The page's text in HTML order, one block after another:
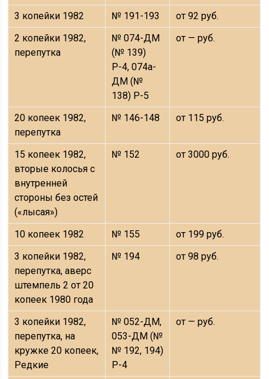
3 копейки 1982
№ 191-193
от 92 руб.
2 копейки 1982,
перепутка
№ 074-ДМ
(№ 139)
Р-4, 074а-
ДМ (№
138) Р-5
от — руб.
20 копеек 1982,
перепутка
№ 146-148 от 115 руб.
15 копеек 1982,
вторые колосья с
внутренней
стороны без остей
(«лысая»)
№ 152 от 3000 руб.
10 копеек 1982 № 155
от 199 руб.
3 копейки 1982,
перепутка, аверс
штемпель 2 от 20
копеек 1980 года
№ 194 от 98 руб.
3 копейки 1982,
перепутка, на
кружке 20 копеек,
Редкие
№ 052-ДМ,
053-ДМ (№
№ 192, 194)
Р-4
от — руб.